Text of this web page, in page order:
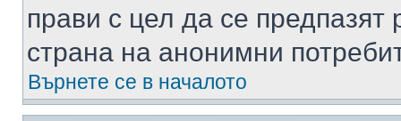
прави с цел да се предпазят
страна на анонимни
Върнете се в началото